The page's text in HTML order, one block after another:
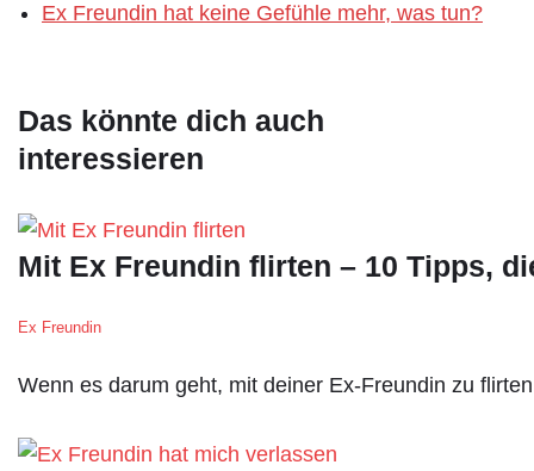
Ex Freundin hat keine Gefühle mehr, was tun?
Das könnte dich auch
interessieren
Mit Ex Freundin flirten – 10 Tipps,
Ex Freundin
Wenn es darum geht, mit deiner Ex-Freundin zu